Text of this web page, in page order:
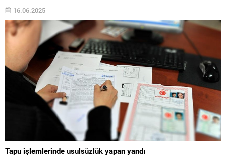
16.06.2025
Tapu işlemlerinde usulsüzlük yapan yandı